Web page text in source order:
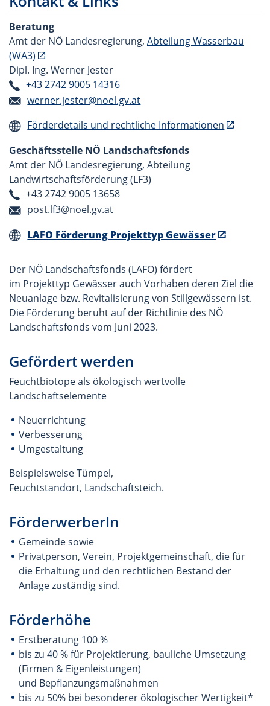
Beratung
Amt der NÖ Landesregierung, Abteilung Wasserbau
(WA3)
Dipl. Ing. Werner Jester
+43 2742 9005 14316
werner.jester@noel.gv.at
Förderdetails und rechtliche Informationen
Geschäftsstelle NÖ Landschaftsfonds
Amt der NÖ Landesregierung, Abteilung
Landwirtschaftsförderung (LF3)
+43 2742 9005 13658
post.lf3@noel.gv.at
LAFO Förderung Projekttyp Gewässer
Der NÖ Landschaftsfonds (LAFO) fördert
im Projekttyp Gewässer auch Vorhaben deren Ziel die
Neuanlage bzw. Revitalisierung von Stillgewässern ist.
Die Förderung beruht auf der Richtlinie des NÖ
Landschaftsfonds vom Juni 2023.
Gefördert werden
Feuchtbiotope als ökologisch wertvolle
Landschaftselemente
Neuerrichtung
Verbesserung
Umgestaltung
Beispielsweise Tümpel,
Feuchtstandort, Landschaftsteich.
FörderwerberIn
Gemeinde sowie
Privatperson, Verein, Projektgemeinschaft, die für
die Erhaltung und den rechtlichen Bestand der
Anlage zuständig sind.
Förderhöhe
Erstberatung 100 %
bis zu 40 % für Projektierung, bauliche Umsetzung
(Firmen & Eigenleistungen)
und Bepflanzungsmaßnahmen
bis zu 50% bei besonderer ökologischer Wertigkeit*